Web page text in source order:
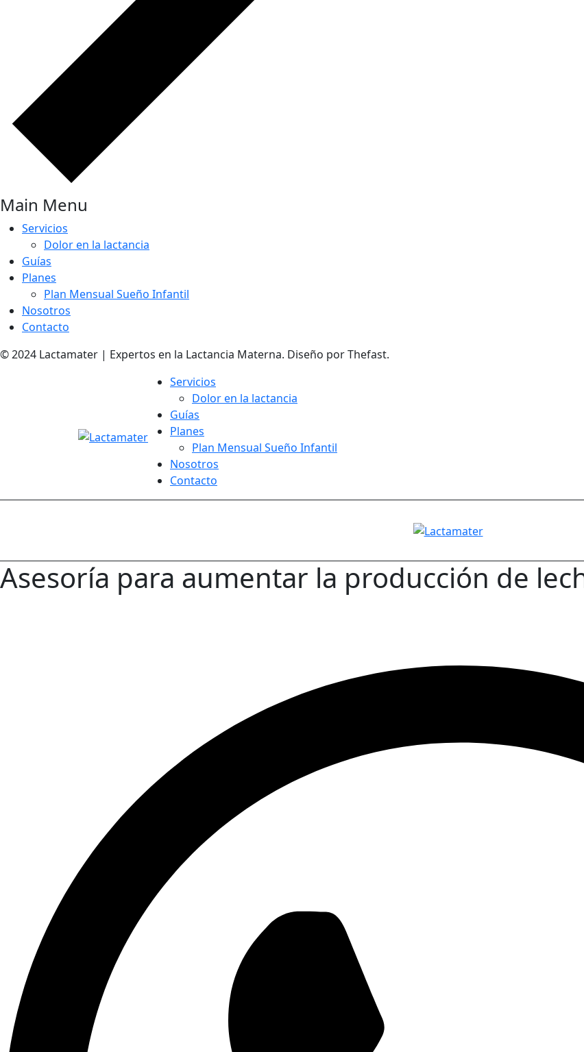
Main Menu
Servicios
Dolor en la lactancia
Guías
Planes
Plan Mensual Sueño Infantil
Nosotros
Contacto
© 2024 Lactamater | Expertos en la Lactancia Materna. Diseño por Thefast.
Servicios
Dolor en la lactancia
Guías
Planes
Plan Mensual Sueño Infantil
Nosotros
Contacto
Asesoría para aumentar la producción de